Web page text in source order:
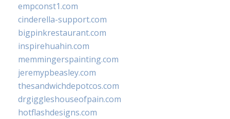
empconst1.com
cinderella-support.com
bigpinkrestaurant.com
inspirehuahin.com
memmingerspainting.com
jeremypbeasley.com
thesandwichdepotcos.com
drgiggleshouseofpain.com
hotflashdesigns.com